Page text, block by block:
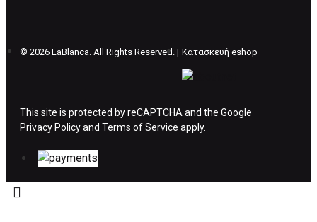
ΔΙΚΑΙΩΜΑ ΥΠΑΝΑΧΩΡΗΣΗΣ-ΕΠΙΣΤΡΟΦΗ
Η επιστροφή χρημάτων ακολουθείται στις
Το προϊόν θα πρέπει να βρίσκεται στην αρχική
© 2026 LaBlanca. All Rights Reserved. | Κατασκευή eshop
This site is protected by reCAPTCHA and the Google
Privacy Policyand Terms of Service apply.